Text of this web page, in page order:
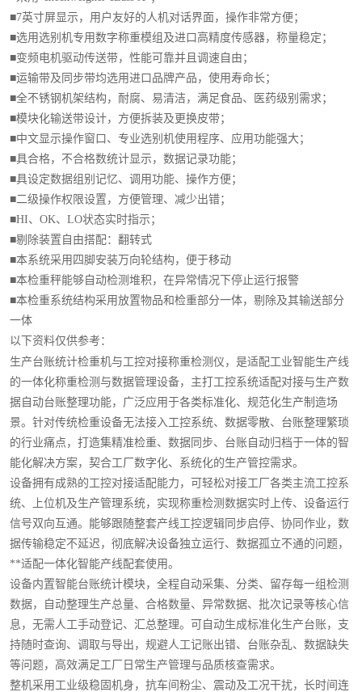
■7英寸屏显示，用户友好的人机对话界面，操作非常方便；
■选用选别机专用数字称重模组及进口高精度传感器，称量稳定；
■变频电机驱动传送带，性能可靠并且调速自由；
■运输带及同步带均选用进口品牌产品，使用寿命长；
■全不锈钢机架结构，耐腐、易清洁，满足食品、医药级别需求；
■模块化输送带设计，方便拆装及更换皮带；
■中文显示操作窗口、专业选别机使用程序、应用功能强大；
■具合格，不合格数统计显示，数据记录功能；
■具设定数据组别记忆、调用功能、操作方便；
■二级操作权限设置，方便管理、减少出错；
■HI、 OK、 LO状态实时指示；
■剔除装置自由搭配：翻转式
■本系统采用四脚安装万向轮结构，便于移动
■本检重秤能够自动检测堆积，在异常情况下停止运行报警
■本检重系统结构采用放置物品和检重部分一体，剔除及其输送部分
一体
以下资料仅供参考：
生产台账统计检重机与工控对接称重检测仪，是适配工业智能生产线
的一体化称重检测与数据管理设备，主打工控系统适配对接与生产数
据自动台账整理功能，广泛应用于各类标准化、规范化生产制造场
景。针对传统检重设备无法接入工控系统、数据零散、台账整理繁琐
的行业痛点，打造集精准检重、数据同步、台账自动归档于一体的智
能化解决方案，契合工厂数字化、系统化的生产管控需求。
设备拥有成熟的工控对接适配能力，可轻松对接工厂各类主流工控系
统、上位机及生产管理系统，实现称重检测数据实时上传、设备运行
信号双向互通。能够跟随整套产线工控逻辑同步启停、协同作业，数
据传输稳定不延迟，彻底解决设备独立运行、数据孤立不通的问题，
**适配一体化智能产线配套使用。
设备内置智能台账统计模块，全程自动采集、分类、留存每一组检测
数据，自动整理生产总量、合格数量、异常数据、批次记录等核心信
息，无需人工手动登记、汇总整理。可自动生成标准化生产台账，支
持随时查询、调取与导出，规避人工记账出错、台账杂乱、数据缺失
等问题，高效满足工厂日常生产管理与品质核查需求。
整机采用工业级稳固机身，抗车间粉尘、震动及工况干扰，长时间连